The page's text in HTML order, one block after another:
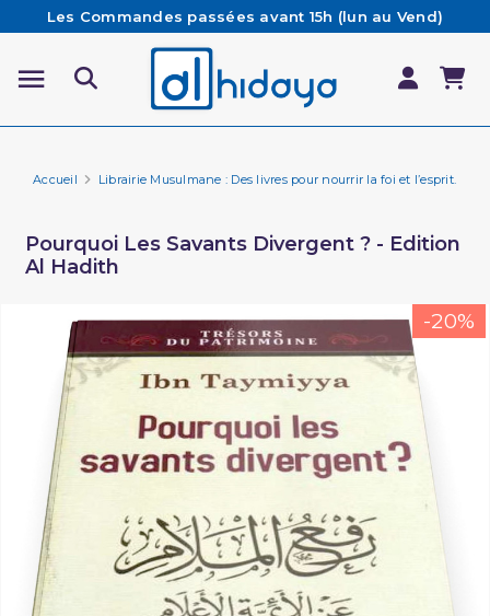
Les Commandes passées avant 15h (lun au Vend)
sont préparées et expédiées le jour même
Besoin d'aide ? Retrouvez notre FAQ
Livraison offerte à partir de 65€ d'achat*
Accueil Librairie Musulmane : Des livres pour nourrir la foi et l’esprit.
Pourquoi Les Savants Divergent ? - Edition
Al Hadith
-20%